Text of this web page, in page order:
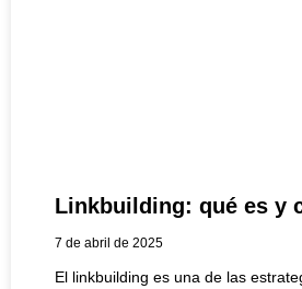
Linkbuilding: qué es y
7 de abril de 2025
El linkbuilding es una de las